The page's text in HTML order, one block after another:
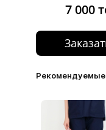
7 000